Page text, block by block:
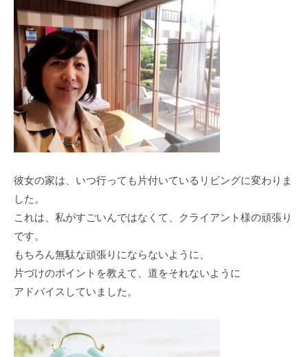
彼女の家は、いつ行っても片付いているリビングに変わりま
した。
これは、私がすごいんではなくて、クライアント様の頑張り
です。
もちろん無駄な頑張りにならないように、
片づけのポイントを教えて、道をそれないように
アドバイスしていました。